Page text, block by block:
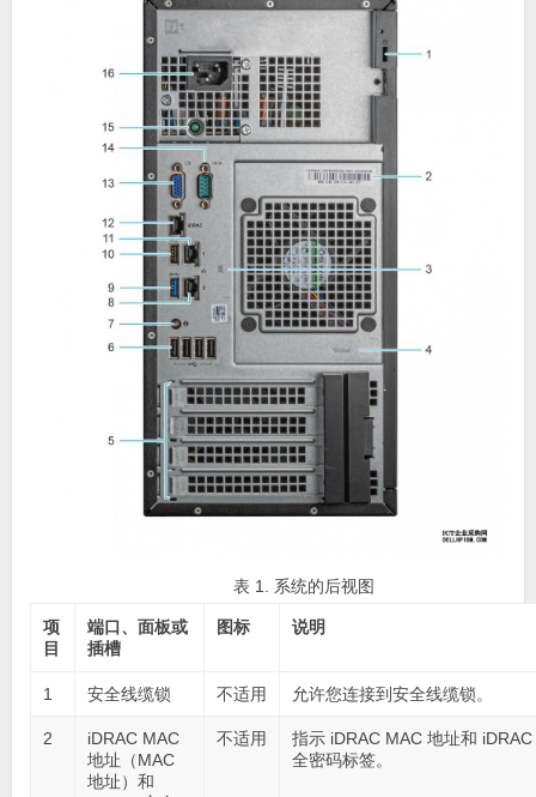
表 1. 系统的后视图
项
目
端口、面板或
插槽
图标 说明
1 安全线缆锁 不适用 允许您连接到安全线缆锁。
2
iDRAC MAC
地址（MAC
地址）和
不适用
指示 iDRAC MAC 地址和 iDRAC
全密码标签。